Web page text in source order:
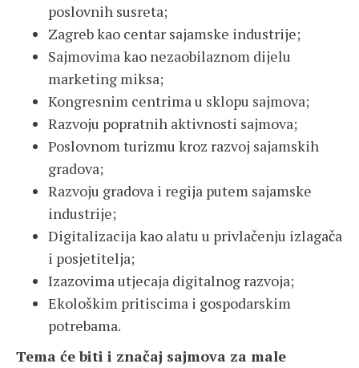
poslovnih susreta;
Zagreb kao centar sajamske industrije;
Sajmovima kao nezaobilaznom dijelu
marketing miksa;
Kongresnim centrima u sklopu sajmova;
Razvoju popratnih aktivnosti sajmova;
Poslovnom turizmu kroz razvoj sajamskih
gradova;
Razvoju gradova i regija putem sajamske
industrije;
Digitalizacija kao alatu u privlačenju izlagača
i posjetitelja;
Izazovima utjecaja digitalnog razvoja;
Ekološkim pritiscima i gospodarskim
potrebama.
Tema će biti i značaj sajmova za male